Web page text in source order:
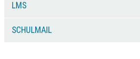
LMS
SCHULMAIL